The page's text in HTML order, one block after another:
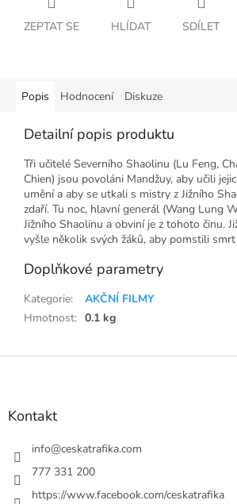
ZEPTAT SE HLÍDAT SDÍLET
Popis Hodnocení Diskuze
Detailní popis produktu
Tři učitelé Severního Shaolinu (Lu Feng,
Chien) jsou povoláni Mandžuy, aby učili
umění a aby se utkali s mistry z Jižního
zdaří. Tu noc, hlavní generál (Wang Lung
Jižního Shaolinu a obviní je z tohoto činu.
vyšle několik svých žáků, aby pomstili
Doplňkové parametry
Kategorie:
AKČNÍ FILMY
Hmotnost: 0.1 kg
Z
Kontakt
info@ceskatrafika.com
777 331 200
https://www.facebook.com/ceskatrafika